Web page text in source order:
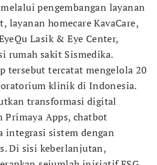
pengembangan layanan
layanan homecare KavaCare,
Lasik & Eye Center,
rumah sakit Sismedika.
tersebut tercatat mengelola 20
klinik di Indonesia.
transformasi digital
Primaya Apps, chatbot
integrasi sistem dengan
Di sisi keberlanjutan,